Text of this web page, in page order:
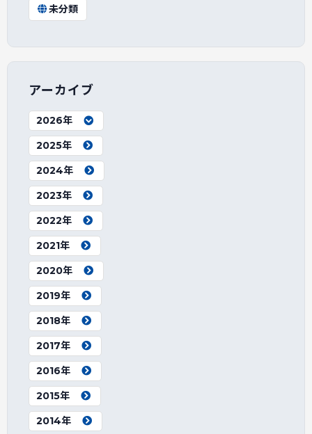
未分類
アーカイブ
2026年
2025年
2024年
2023年
2022年
2021年
2020年
2019年
2018年
2017年
2016年
2015年
2014年